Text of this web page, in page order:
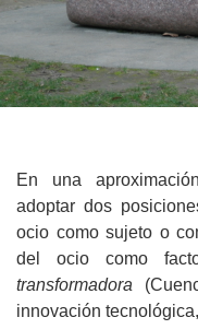
En una
adoptar dos
ocio como sujeto o
del ocio como
transformadora
innovación